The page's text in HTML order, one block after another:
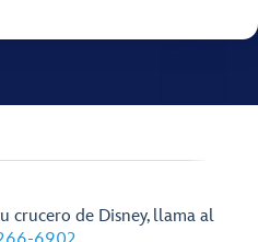
crucero de Disney, llama al